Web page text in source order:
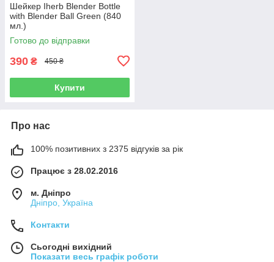
Шейкер Iherb Blender Bottle
with Blender Ball Green (840
мл.)
Готово до відправки
390 ₴ 450 ₴
Купити
Про нас
100% позитивних з 2375 відгуків за рік
Працює з 28.02.2016
м. Дніпро
Дніпро, Україна
Контакти
Сьогодні вихідний
Показати весь графік роботи